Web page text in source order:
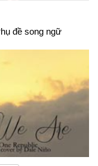
đề song ngữ